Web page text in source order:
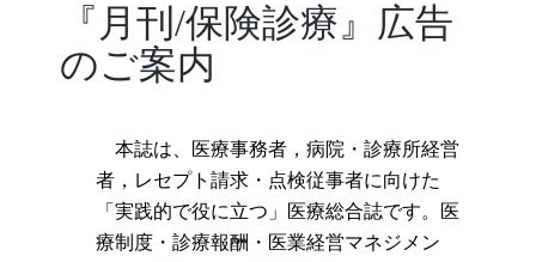
『月刊/保険診療』広告
のご案内
本誌は、医療事務者，病院・診療所経営
者，レセプト請求・点検従事者に向けた
「実践的で役に立つ」医療総合誌です。医
療制度・診療報酬・医業経営マネジメン